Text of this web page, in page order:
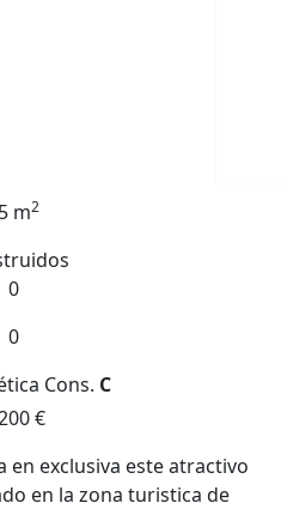
m2
0
0
Cons. C
€
en exclusiva este atractivo
en la zona turistica de